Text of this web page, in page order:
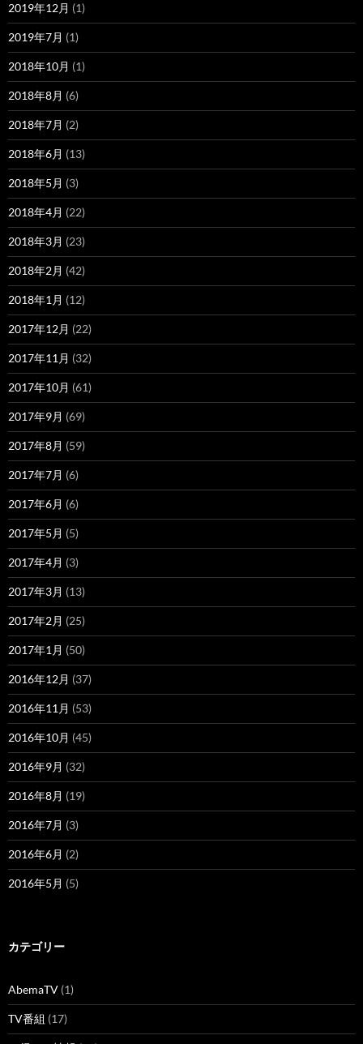
2019年12月 (1)
2019年7月 (1)
2018年10月 (1)
2018年8月 (6)
2018年7月 (2)
2018年6月 (13)
2018年5月 (3)
2018年4月 (22)
2018年3月 (23)
2018年2月 (42)
2018年1月 (12)
2017年12月 (22)
2017年11月 (32)
2017年10月 (61)
2017年9月 (69)
2017年8月 (59)
2017年7月 (6)
2017年6月 (6)
2017年5月 (5)
2017年4月 (3)
2017年3月 (13)
2017年2月 (25)
2017年1月 (50)
2016年12月 (37)
2016年11月 (53)
2016年10月 (45)
2016年9月 (32)
2016年8月 (19)
2016年7月 (3)
2016年6月 (2)
2016年5月 (5)
カテゴリー
AbemaTV (1)
TV番組 (17)